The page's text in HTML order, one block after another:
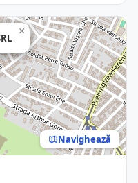
×
Navighează